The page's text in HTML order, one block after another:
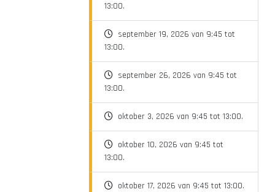
13:00.
september 19, 2026 van 9:45 tot
13:00.
september 26, 2026 van 9:45 tot
13:00.
oktober 3, 2026 van 9:45 tot 13:00.
oktober 10, 2026 van 9:45 tot
13:00.
oktober 17, 2026 van 9:45 tot 13:00.